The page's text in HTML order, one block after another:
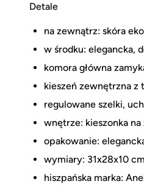
Detale
na zewnątrz: skóra
w środku: elegancka,
komora główna
kieszeń zewnętrzna z
regulowane szelki,
wnętrze: kieszonka
opakowanie:
wymiary: 31x28x10 cm
hiszpańska marka: